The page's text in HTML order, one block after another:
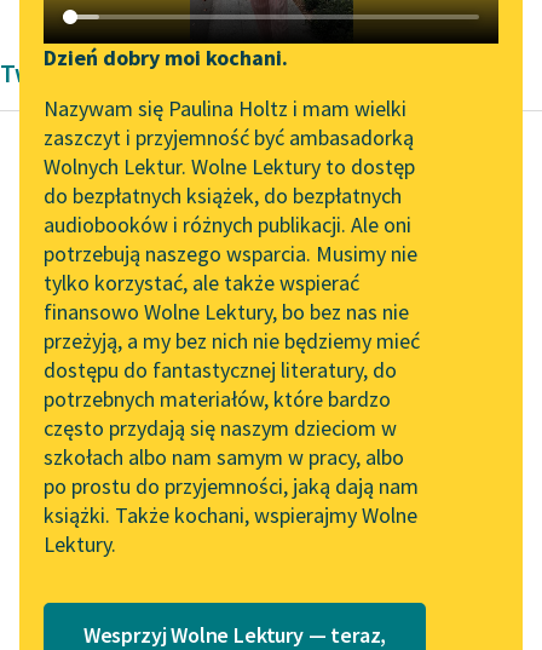
Katalog DAISY
Podkasty o książkach
Zgłoś brak utworu
Aktualności
Spotkanie z Katarzyną
Tunkiel w Oslo
Wolne Lektury na 32.
Pol’and’Rock Festivalu
„Kochanek Lady
Chatterley” do słuchania
na Wolnych Lekturach
Nowy audiobook –
„Marzenie o Oriencie”
Sophie Elkan
Kolekcja Nadwyraz.com x
Wolne Lektury – idealna na
Narzędzia
Mapa Wolnych Lektur
Leśmianator
Przewodnik dla piszących i
czytających
API
OAI-PMH
Widget Wolnych Lektur
Przypisy
Katalog w formacie PDF
Dzień dobry moi kochani.
Nazywam się Paulina Holtz i mam wielki
zaszczyt i przyjemność być ambasadorką
Wolnych Lektur. Wolne Lektury to dostęp
do bezpłatnych książek, do bezpłatnych
audiobooków i różnych publikacji. Ale oni
potrzebują naszego wsparcia. Musimy nie
tylko korzystać, ale także wspierać
finansowo Wolne Lektury, bo bez nas nie
przeżyją, a my bez nich nie będziemy mieć
dostępu do fantastycznej literatury, do
potrzebnych materiałów, które bardzo
często przydają się naszym dzieciom w
szkołach albo nam samym w pracy, albo
po prostu do przyjemności, jaką dają nam
książki. Także kochani, wspierajmy Wolne
Lektury.
Wesprzyj Wolne Lektury — teraz,
Twórczość Aleksandra Kasprzak i Lula Sarnia
Lula Sarnia
podziemne życie
martwych gwiazd
rozlewa się halo wokół
galaktyki —
gorąca poświata,
tęczowy pierścień —
gwiezdne pozostałości
naginają materię,
przestrzeń,
Czytaj więcej